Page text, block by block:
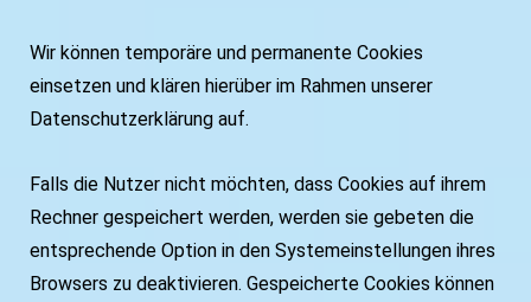
Wir können temporäre und permanente Cookies
einsetzen und klären hierüber im Rahmen unserer
Datenschutzerklärung auf.
Falls die Nutzer nicht möchten, dass Cookies auf ihrem
Rechner gespeichert werden, werden sie gebeten die
entsprechende Option in den Systemeinstellungen ihres
Browsers zu deaktivieren. Gespeicherte Cookies können